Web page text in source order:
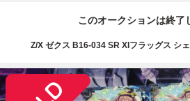
このオークションは終了
Z/X ゼクス B16-034 SR XIフラッグス シ